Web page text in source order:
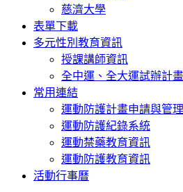
慈濟大學
表單下載
多元性別教育資訊
授課講師資訊
全中運、全大運試辦計畫
常用連結
運動防護計畫申請與管
運動防護紀錄系統
運動禁藥教育資訊
運動防護教育資訊
活動行事曆